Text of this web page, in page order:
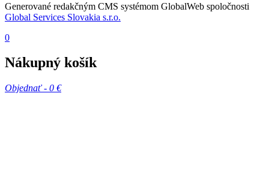
Generované redakčným CMS systémom GlobalWeb spoločnosti
Global Services Slovakia s.r.o.
0
Nákupný košík
Objednať - 0 €